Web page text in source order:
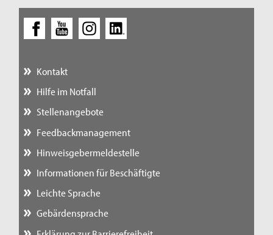
Kontakt
Hilfe im Notfall
Stellenangebote
Feedbackmanagement
Hinweisgebermeldestelle
Informationen für Beschäftigte
Leichte Sprache
Gebärdensprache